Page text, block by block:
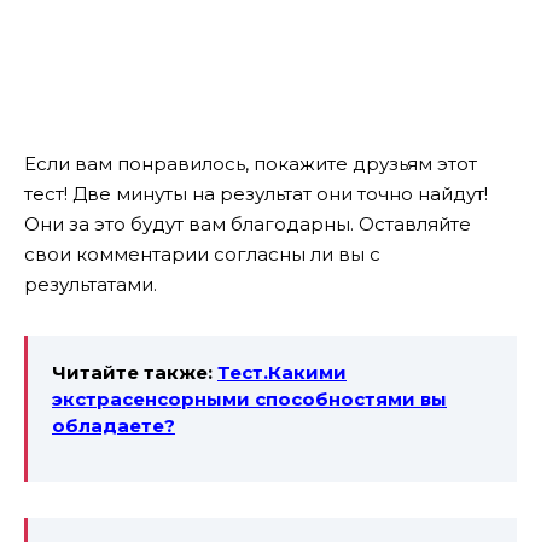
Если вам понравилось, покажите друзьям этот
тест! Две минуты на результат они точно найдут!
Они за это будут вам благодарны. Оставляйте
свои комментарии согласны ли вы с
результатами.
Читайте также: Тест.Какими
экстрасенсорными способностями вы
обладаете?